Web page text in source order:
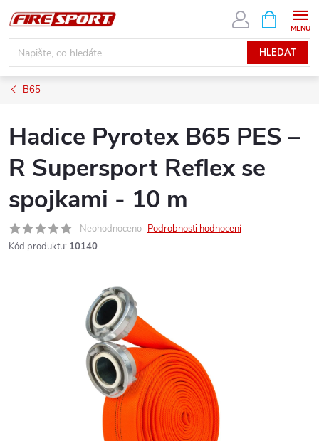
na
obsah
HLEDAT
NÁKUPNÍ
KOŠÍK
B65
Hadice Pyrotex B65 PES –
R Supersport Reflex se
spojkami - 10 m
Neohodnoceno Podrobnosti hodnocení
Kód produktu: 10140